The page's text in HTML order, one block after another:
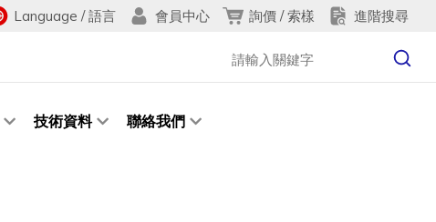
Language / 語言 會員中心 詢價 / 索樣 進階搜尋
技術資料 聯絡我們